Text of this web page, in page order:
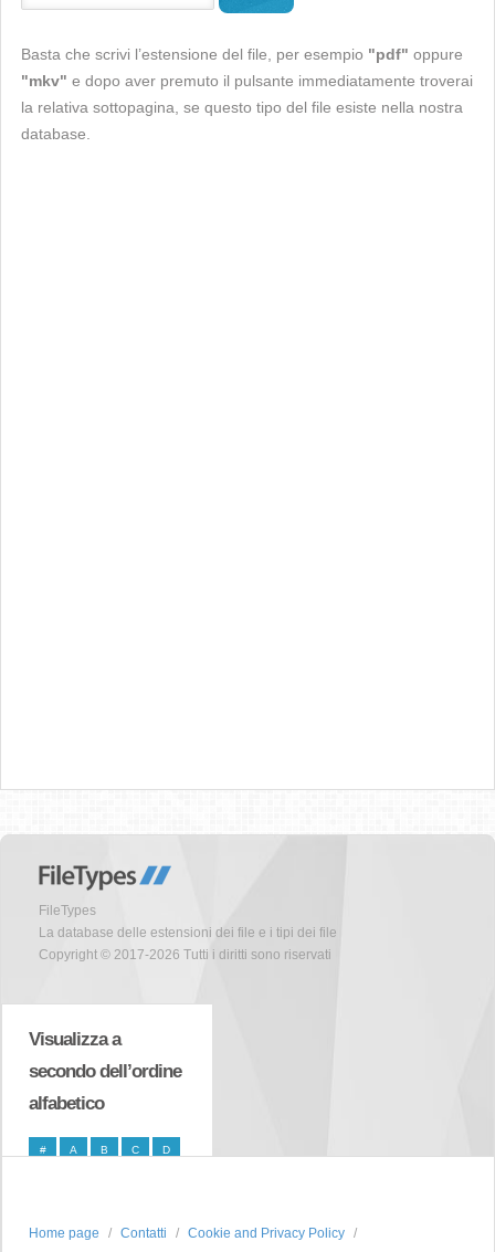
Basta che scrivi l’estensione del file, per esempio "pdf" oppure
"mkv" e dopo aver premuto il pulsante immediatamente troverai
la relativa sottopagina, se questo tipo del file esiste nella nostra
database.
FileTypes
La database delle estensioni dei file e i tipi dei file
Copyright © 2017-2026 Tutti i diritti sono riservati
Visualizza a
secondo dell’ordine
alfabetico
# A B C D
Home page Contatti Cookie and Privacy Policy